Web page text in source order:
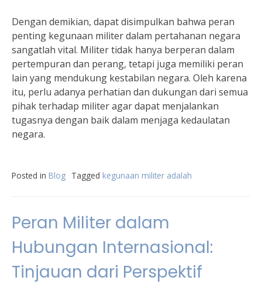
Dengan demikian, dapat disimpulkan bahwa peran
penting kegunaan militer dalam pertahanan negara
sangatlah vital. Militer tidak hanya berperan dalam
pertempuran dan perang, tetapi juga memiliki peran
lain yang mendukung kestabilan negara. Oleh karena
itu, perlu adanya perhatian dan dukungan dari semua
pihak terhadap militer agar dapat menjalankan
tugasnya dengan baik dalam menjaga kedaulatan
negara.
Posted in Blog Tagged kegunaan militer adalah
Peran Militer dalam
Hubungan Internasional:
Tinjauan dari Perspektif